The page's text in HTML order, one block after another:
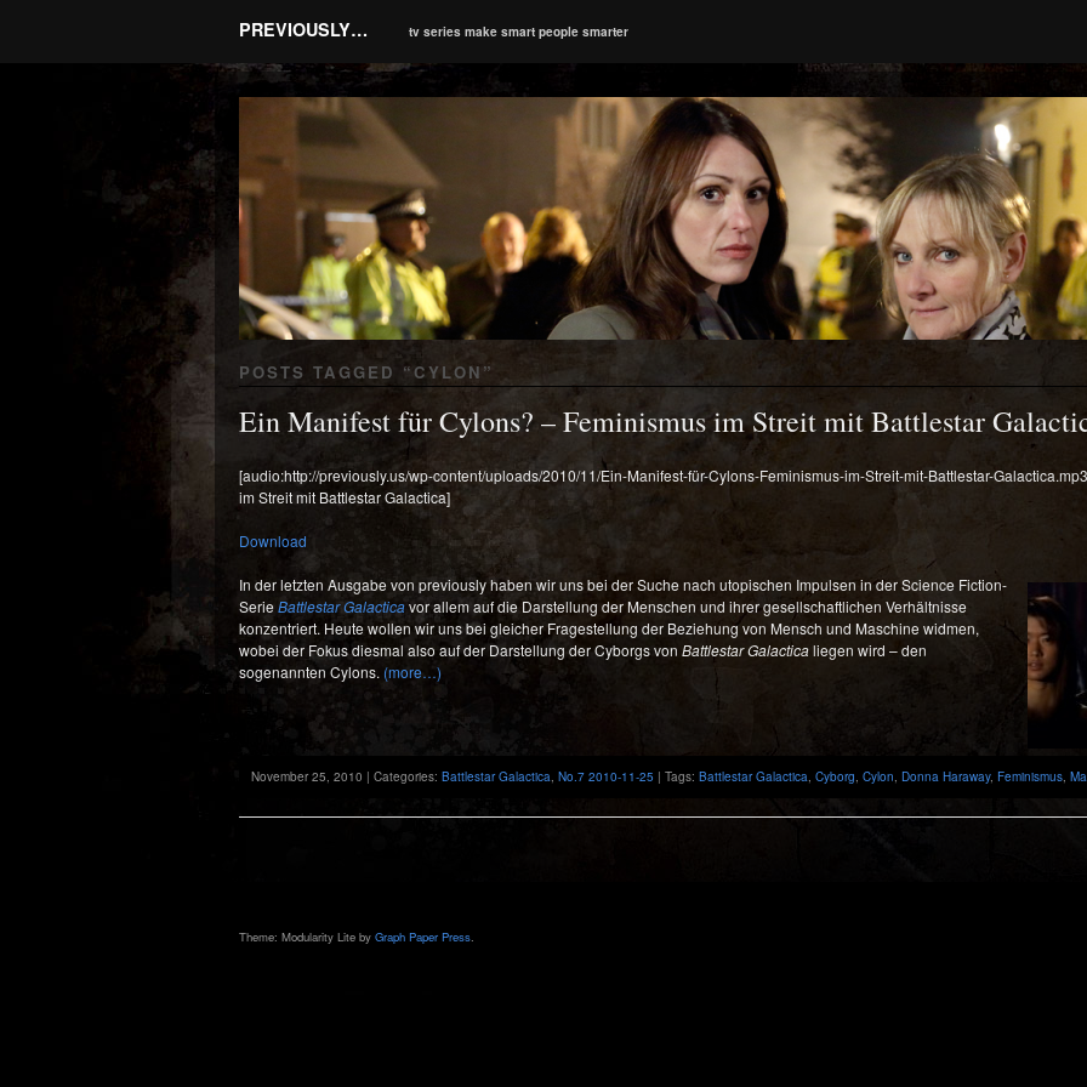
PREVIOUSLY… tv series make smart people smarter
POSTS TAGGED “CYLON ”
Ein Manifest für Cylons? – Feminismus im Streit mit Battlestar
[audio:http://previously.us/wp-content/uploads/2010/11/Ein-Manifest-für-Cylons-Feminismus-im-Streit-mit-Battlestar-
im Streit mit Battlestar Galactica]
Download
In der letzten Ausgabe von previously haben wir uns bei der Suche nach utopischen Impulsen in der Science Fiction-
SerieBattlestar Galacticavor allem auf die Darstellung der Menschen und ihrer gesellschaftlichen Verhältnisse
konzentriert. Heute wollen wir uns bei gleicher Fragestellung der Beziehung von Mensch und Maschine widmen,
wobei der Fokus diesmal also auf der Darstellung der Cyborgs von Battlestar Galacticaliegen wird – den
sogenannten Cylons. (more…)
November 25, 2010 | Categories: Battlestar Galactica, No.7 2010-11-25 | Tags: Battlestar Galactica, Cyborg, Cylon, Donna Haraway, Feminismus,
Theme: Modularity Lite by Graph Paper Press.